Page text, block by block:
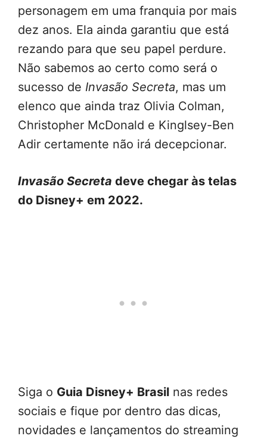
personagem em uma franquia por mais
dez anos. Ela ainda garantiu que está
rezando para que seu papel perdure.
Não sabemos ao certo como será o
sucesso de Invasão Secreta, mas um
elenco que ainda traz Olivia Colman,
Christopher McDonald e Kinglsey-Ben
Adir certamente não irá decepcionar.
Invasão Secreta deve chegar às telas
do Disney+ em 2022.
Siga o Guia Disney+ Brasil nas redes
sociais e fique por dentro das dicas,
novidades e lançamentos do streaming